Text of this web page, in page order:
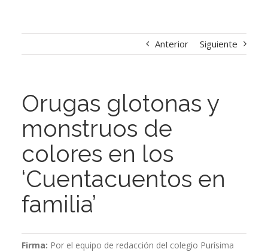
Anterior Siguiente
Orugas glotonas y
monstruos de
colores en los
‘Cuentacuentos en
familia’
Firma: Por el equipo de redacción del colegio Purísima